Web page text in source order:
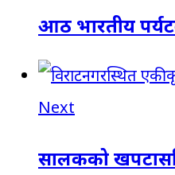
आठ भारतीय
Next
सालकको